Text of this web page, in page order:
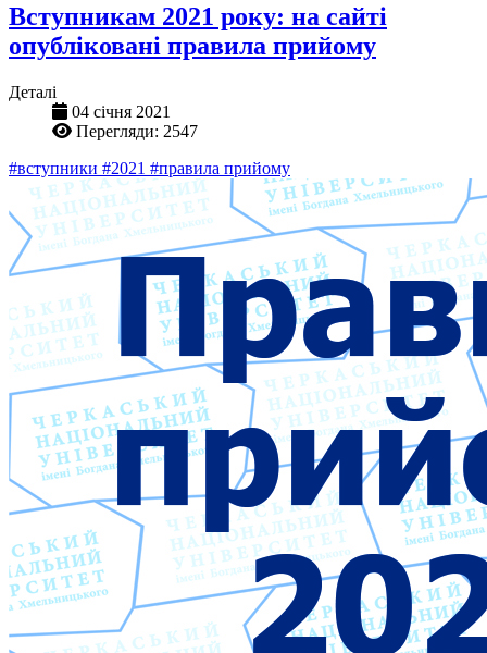
Вступникам 2021 року: на сайті
опубліковані правила прийому
Деталі
04 січня 2021
Перегляди: 2547
#вступники #2021 #правила прийому